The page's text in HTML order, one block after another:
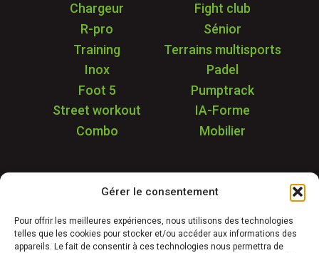
Gérer le consentement
Pour offrir les meilleures expériences, nous utilisons des technologies
telles que les cookies pour stocker et/ou accéder aux informations des
appareils. Le fait de consentir à ces technologies nous permettra de
Chargeur
Fight club
R-pro
Sénior
Training
Terrains multisports
Inox
Padel
Foot 5
Pumptrack
Street workout
IA-Forme
Combo
Mobilier
Garantie & SAV
Déstockage
Réalisations